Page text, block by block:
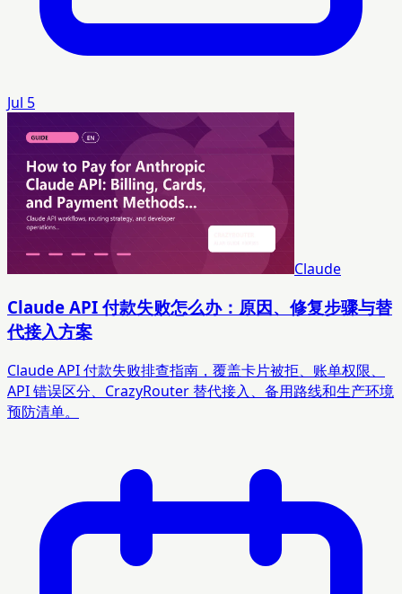
Jul 5
Claude
Claude API 付款失败怎么办：原因、修复步骤与替
代接入方案
Claude API 付款失败排查指南，覆盖卡片被拒、账单权限、
API 错误区分、CrazyRouter 替代接入、备用路线和生产环境
预防清单。